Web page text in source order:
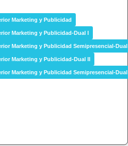
Marketing y Publicidad
Marketing y Publicidad-Dual I
Marketing y Publicidad Semipresencial-Dual
Marketing y Publicidad-Dual II
Marketing y Publicidad Semipresencial-Dual